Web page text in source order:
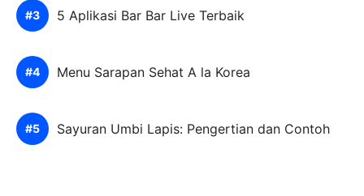
5 Aplikasi Bar Bar Live Terbaik
Menu Sarapan Sehat A la Korea
Sayuran Umbi Lapis: Pengertian dan Contoh